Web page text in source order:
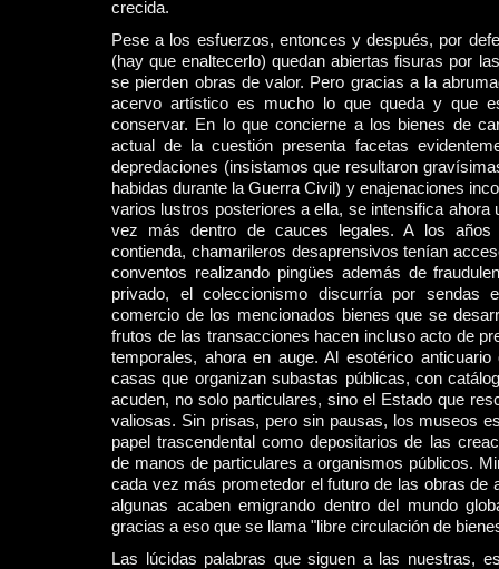
crecida.
Pese a los esfuerzos, entonces y después, por
(hay que enaltecerlo) quedan abiertas fisuras por
se pierden obras de valor. Pero gracias a la
acervo artístico es mucho lo que queda y que
conservar. En lo que concierne a los bienes de
actual de la cuestión presenta facetas
depredaciones (insistamos que resultaron
habidas durante la Guerra Civil) y enajenaciones
varios lustros posteriores a ella, se intensifica ahora
vez más dentro de cauces legales. A los
contienda, chamarileros desaprensivos tenían
conventos realizando pingües además de
privado, el coleccionismo discurría por sendas
comercio de los mencionados bienes que se
frutos de las transacciones hacen incluso acto de
temporales, ahora en auge. Al esotérico
casas que organizan subastas públicas, con
acuden, no solo particulares, sino el Estado que
valiosas. Sin prisas, pero sin pausas, los museos
papel trascendental como depositarios de las
de manos de particulares a organismos públicos.
cada vez más prometedor el futuro de las obras de
algunas acaben emigrando dentro del mundo
gracias a eso que se llama "libre circulación de
Las lúcidas palabras que siguen a las nuestras,